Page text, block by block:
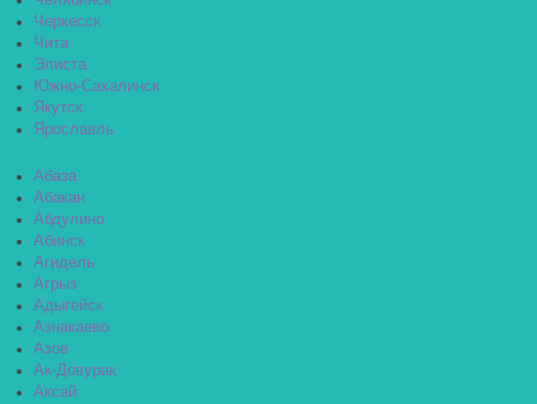
Черкесск
Чита
Элиста
Южно-Сахалинск
Якутск
Ярославль
Абаза
Абакан
Абдулино
Абинск
Агидель
Агрыз
Адыгейск
Азнакаево
Азов
Ак-Довурак
Аксай